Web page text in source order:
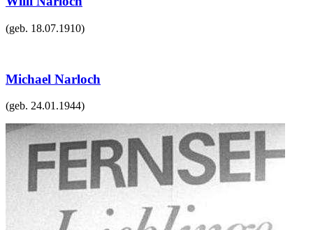
(geb. 18.07.1910)
Michael Narloch
(geb. 24.01.1944)